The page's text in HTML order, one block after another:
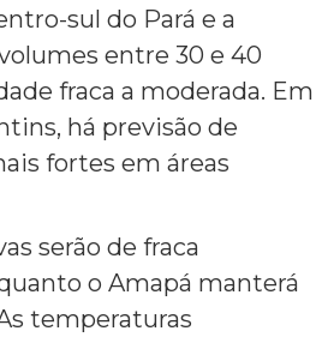
sul do Pará e a
entre 30 e 40
fraca a moderada. Em
há previsão de
fortes em áreas
serão de fraca
o Amapá manterá
temperaturas